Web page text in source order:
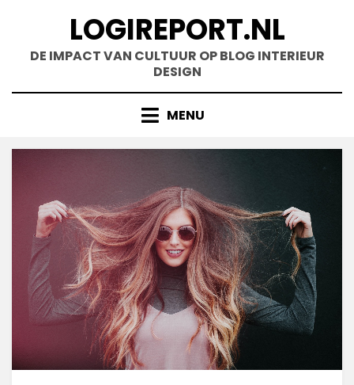
inhoud
LOGIREPORT.NL
DE IMPACT VAN CULTUUR OP BLOG INTERIEUR
DESIGN
MENU